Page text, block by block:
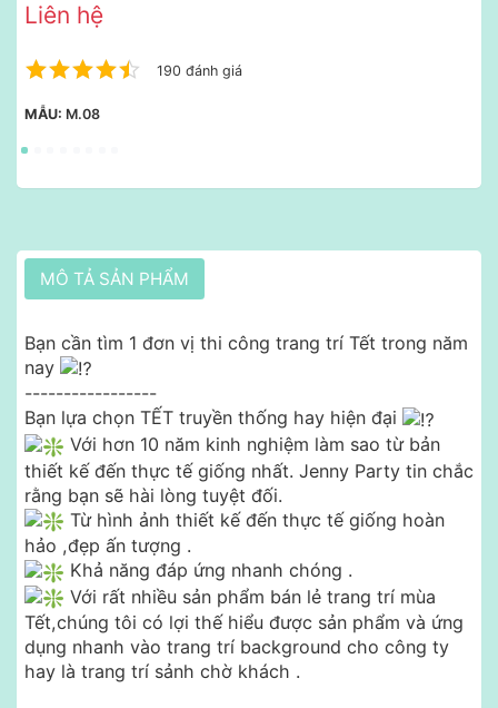
Liên hệ
190 đánh giá
MẪU: M.08
MÔ TẢ SẢN PHẨM
Bạn cần tìm 1 đơn vị thi công trang trí Tết trong năm
nay
-----------------
Bạn lựa chọn TẾT truyền thống hay hiện đại
Với hơn 10 năm kinh nghiệm làm sao từ bản
thiết kế đến thực tế giống nhất. Jenny Party tin chắc
rằng bạn sẽ hài lòng tuyệt đối.
Từ hình ảnh thiết kế đến thực tế giống hoàn
hảo ,đẹp ấn tượng .
Khả năng đáp ứng nhanh chóng .
Với rất nhiều sản phẩm bán lẻ trang trí mùa
Tết,chúng tôi có lợi thế hiểu được sản phẩm và ứng
dụng nhanh vào trang trí background cho công ty
hay là trang trí sảnh chờ khách .